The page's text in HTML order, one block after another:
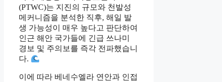
(PTWC)는 지진의 규모와 천발성
메커니즘을 분석한 직후, 해일 발
생 가능성이 매우 높다고 판단하여
인근 해안 국가들에 긴급 쓰나미
경보 및 주의보를 즉각 전파했습니
다.
이에 따라 베네수엘라 연안과 인접